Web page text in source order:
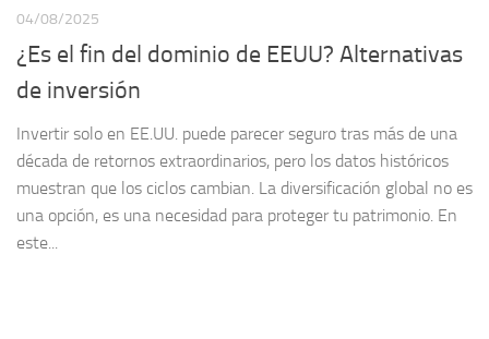
04/08/2025
¿Es el fin del dominio de EEUU? Alternativas
de inversión
Invertir solo en EE.UU. puede parecer seguro tras más de una
década de retornos extraordinarios, pero los datos históricos
muestran que los ciclos cambian. La diversificación global no es
una opción, es una necesidad para proteger tu patrimonio. En
este...